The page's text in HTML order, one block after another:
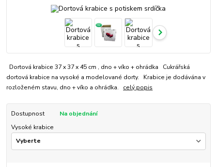
Dortová krabice 37 x 37 x 45 cm , dno + víko + ohrádka Cukrářská
dortová krabice na vysoké a modelované dorty. Krabice je dodávána v
rozloženém stavu, dno + víko a ohrádka. celý popis
Dostupnost
Na objednání
Vysoké krabice